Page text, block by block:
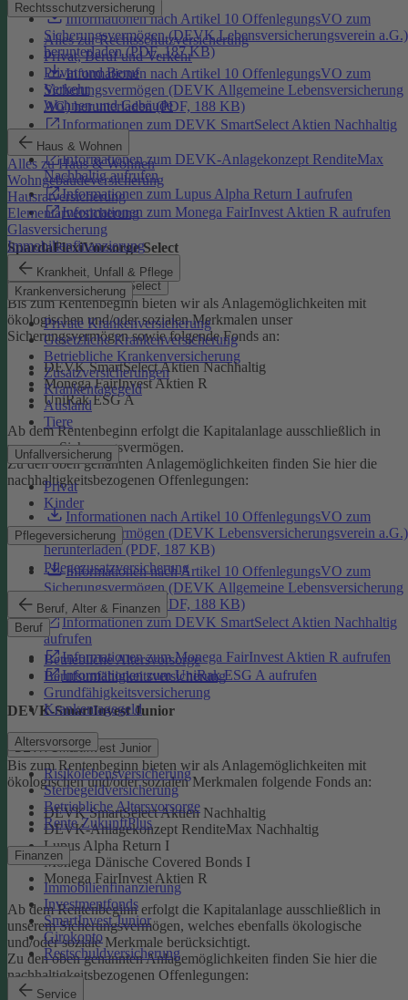
Rechtsschutzversicherung
Alles zur Rechtsschutzversicherung
Privat, Beruf und Verkehr
Privat und Beruf
Verkehr
Wohnen und Gebäude
Haus & Wohnen
Alles zu Haus & Wohnen
Wohngebäudeversicherung
Hausratversicherung
Elementarversicherung
Glasversicherung
Immobilienfinanzierung
Krankheit, Unfall & Pflege
Krankenversicherung
Private Krankenversicherung
Gesetzliche Krankenversicherung
Betriebliche Krankenversicherung
Zusatzversicherungen
Krankentagegeld
Ausland
Tiere
Unfallversicherung
Privat
Kinder
Pflegeversicherung
Pflegezusatzversicherung
Beruf, Alter & Finanzen
Beruf
Betriebliche Altersvorsorge
Berufsunfähigkeitsversicherung
Grundfähigkeitsversicherung
Krankentagegeld
Altersvorsorge
Risikolebensversicherung
Sterbegeldversicherung
Betriebliche Altersvorsorge
Rente ZukunftPlus
Finanzen
Immobilienfinanzierung
Investmentfonds
SmartInvest Junior
Girokonto
Restschuldversicherung
Service
Informationen nach Artikel 10 OffenlegungsVO zum
Sicherungsvermögen (DEVK Lebensversicherungsverein a.G.)
herunterladen (PDF, 187 KB)
Informationen nach Artikel 10 OffenlegungsVO zum
Sicherungsvermögen (DEVK Allgemeine Lebensversicherung
AG) herunterladen (PDF, 188 KB)
Informationen zum DEVK SmartSelect Aktien Nachhaltig
aufrufen
Informationen zum DEVK-Anlagekonzept RenditeMax
Nachhaltig aufrufen
Informationen zum Lupus Alpha Return I aufrufen
Informationen zum Monega FairInvest Aktien R aufrufen
SpardaFlexiVorsorge Select
SpardaFlexiVorsorge Select
Bis zum Rentenbeginn bieten wir als Anlagemöglichkeiten mit
ökologischen und/oder sozialen Merkmalen unser
Sicherungsvermögen sowie folgende Fonds an:
DEVK SmartSelect Aktien Nachhaltig
Monega FairInvest Aktien R
UniRak ESG A
Ab dem Rentenbeginn erfolgt die Kapitalanlage ausschließlich in
unserem Sicherungsvermögen.
Zu den oben genannten Anlagemöglichkeiten finden Sie hier die
nachhaltigkeitsbezogenen Offenlegungen:
Informationen nach Artikel 10 OffenlegungsVO zum
Sicherungsvermögen (DEVK Lebensversicherungsverein a.G.)
herunterladen (PDF, 187 KB)
Informationen nach Artikel 10 OffenlegungsVO zum
Sicherungsvermögen (DEVK Allgemeine Lebensversicherung
AG) herunterladen (PDF, 188 KB)
Informationen zum DEVK SmartSelect Aktien Nachhaltig
aufrufen
Informationen zum Monega FairInvest Aktien R aufrufen
Informationen zum UniRak ESG A aufrufen
DEVK-SmartInvest Junior
DEVK-SmartInvest Junior
Bis zum Rentenbeginn bieten wir als Anlagemöglichkeiten mit
ökologischen und/oder sozialen Merkmalen folgende Fonds an:
DEVK SmartSelect Aktien Nachhaltig
DEVK-Anlagekonzept RenditeMax Nachhaltig
Lupus Alpha Return I
Monega Dänische Covered Bonds I
Monega FairInvest Aktien R
Ab dem Rentenbeginn erfolgt die Kapitalanlage ausschließlich in
unserem Sicherungsvermögen, welches ebenfalls ökologische
und/oder soziale Merkmale berücksichtigt.
Zu den oben genannten Anlagemöglichkeiten finden Sie hier die
nachhaltigkeitsbezogenen Offenlegungen: